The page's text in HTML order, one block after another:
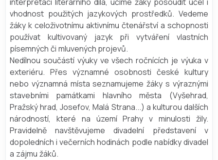
vhodnost použitých jazykových prostředků. Vedeme
žáky k celoživotnímu aktivnímu čtenářství a schopnosti
používat kultivovaný jazyk při vytváření vlastních
písemných či mluvených projevů.
Nedílnou součástí výuky ve všech ročnících je výuka v
exteriéru. Přes významné osobnosti české kultury
nebo významná místa seznamujeme žáky s výraznými
stavebními památkami hlavního města (Vyšehrad,
Pražský hrad, Josefov, Malá Strana...) a kulturou dalších
národností, které na území Prahy v minulosti žily.
Pravidelně navštěvujeme divadelní představení v
dopoledních i večerních hodinách podle nabídky divadel
a zájmu žáků.